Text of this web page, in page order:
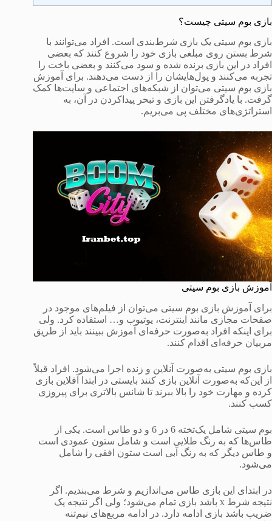
بازی بوم سیتی چیست؟
بازی بوم سیتی یک بازی شرط‌بندی است. افراد می‌توانند با
شرط بستن روی مبلغی بازی خود را شروع کنند که بعضی
افراد در این بازی برنده شده و سود می‌کنند و بعضی باخت را
تجربه می‌کنند و پول‌هایشان را از دست می‌دهند. برای آموزش
بازی بوم سیتی می‌توان از شبکه‌های اجتماعی و سایت‌ها کمک
گرفت. با یادگرفتن این بازی و تبحر پیداکردن در آن، به
استراتژی‌های مختلف پی می‌بریم.
آموزش بازی بوم سیتی
برای آموزش بازی بوم سیتی می‌توان از فیلم‌های موجود در
صفحات مجازی مانند اینترنت، یوتیوب و… استفاده کرد. ولی
برای اینکه افراد به‌صورت حرفه‌ای آموزش ببینند باید از طریق
مربیان حرفه‌ای اقدام کنند.
بازی بوم سیتی به‌صورت آنلاین و زنده اجرا می‌شود. افراد قبلاً
از این‌که به‌صورت آنلاین بازی کنند بایستی در ابتدا آفلاین بازی
کرده و مهارت خود را بالا ببرند تا شانس بالاتری برای پیروزی
کسب کنند.
بوم سیتی شامل یک‌تخته 6 در 6 و دو طاس است. یکی از
طاس‌ها که به رنگ طلایی است و شامل ستون عمودی است
و طاس دیگر که به رنگ آبی است ستون افقی را شامل
می‌شود.
در ابتدای این بازی طاس می‌اندازیم و شرط می‌بندیم. اگر
نتیجه شرط x باشد بازی تمام می‌شود؛ ولی اگر نتیجه یک
ضریب باشد بازی ادامه دارد. در ادامه مربع‌های نیم‌تنه